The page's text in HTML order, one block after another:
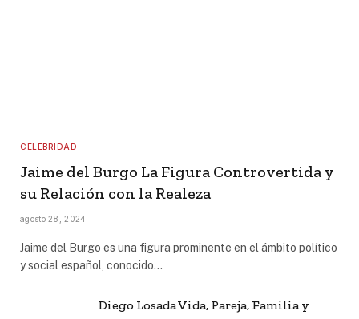
CELEBRIDAD
Jaime del Burgo La Figura Controvertida y
su Relación con la Realeza
agosto 28, 2024
Jaime del Burgo es una figura prominente en el ámbito político
y social español, conocido…
Diego Losada Vida, Pareja, Familia y